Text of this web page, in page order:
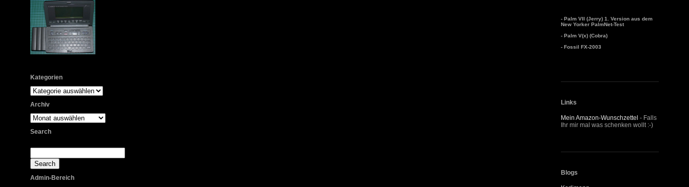
Kategorien
Kategorien
Archiv
Archiv
Search
Admin-Bereich
- Palm VII (Jerry) 1. Version aus dem
New Yorker PalmNet-Test
- Palm V(x) (Cobra)
- Fossil FX-2003
Links
Mein Amazon-Wunschzettel - Falls
Ihr mir mal was schenken wollt :-)
Blogs